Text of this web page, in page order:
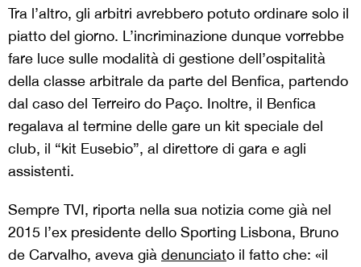
Tra l’altro, gli arbitri avrebbero potuto ordinare solo il
piatto del giorno. L’incriminazione dunque vorrebbe
fare luce sulle modalità di gestione dell’ospitalità
della classe arbitrale da parte del Benfica, partendo
dal caso del Terreiro do Paço. Inoltre, il Benfica
regalava al termine delle gare un kit speciale del
club, il “kit Eusebio”, al direttore di gara e agli
assistenti.
Sempre TVI, riporta nella sua notizia come già nel
2015 l’ex presidente dello Sporting Lisbona, Bruno
de Carvalho, aveva già denunciato il fatto che: «il